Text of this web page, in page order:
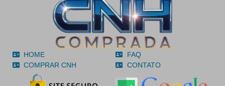
HOME
COMPRAR CNH
FAQ
CONTATO